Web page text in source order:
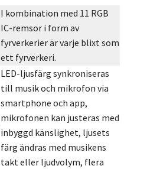
I kombination med 11 RGB
IC-remsor i form av
fyrverkerier är varje blixt som
ett fyrverkeri.
LED-ljusfärg synkroniseras
till musik och mikrofon via
smartphone och app,
mikrofonen kan justeras med
inbyggd känslighet, ljusets
färg ändras med musikens
takt eller ljudvolym, flera